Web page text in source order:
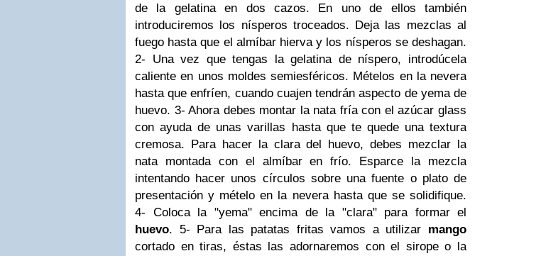
de la gelatina en dos cazos. En uno de ellos también
introduciremos los nísperos troceados. Deja las mezclas al
fuego hasta que el almíbar hierva y los nísperos se deshagan.
2- Una vez que tengas la gelatina de níspero, introdúcela
caliente en unos moldes semiesféricos. Mételos en la nevera
hasta que enfríen, cuando cuajen tendrán aspecto de yema de
huevo. 3- Ahora debes montar la nata fría con el azúcar glass
con ayuda de unas varillas hasta que te quede una textura
cremosa. Para hacer la clara del huevo, debes mezclar la
nata montada con el almíbar en frío. Esparce la mezcla
intentando hacer unos círculos sobre una fuente o plato de
presentación y mételo en la nevera hasta que se solidifique.
4- Coloca la "yema" encima de la "clara" para formar el
huevo. 5- Para las patatas fritas vamos a utilizar mango
cortado en tiras, éstas las adornaremos con el sirope o la